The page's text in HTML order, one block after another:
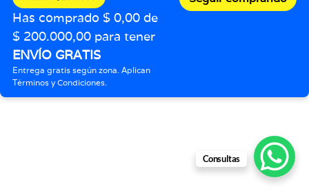
Consultas
Has comprado $ 0,00 de
$ 200.000,00 para tener
ENVÍO GRATIS
Entrega gratis según zona. Aplican
Términos y Condiciones.